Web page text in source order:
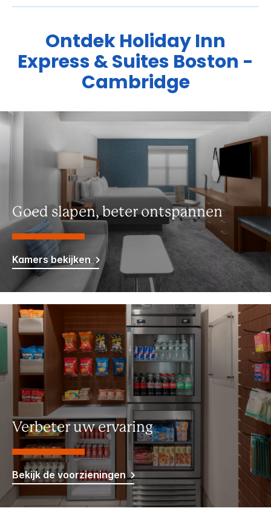
OntdekHoliday Inn
Express & Suites Boston -
Cambridge
Goed slapen, beter ontspannen
Kamers bekijken
Verbeter uw ervaring
Bekijk de voorzieningen